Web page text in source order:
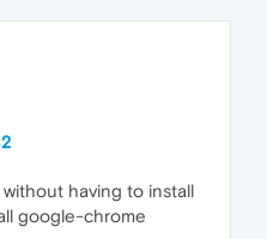
having to install
google-chrome